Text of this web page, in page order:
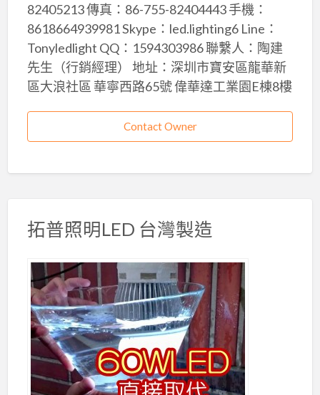
82405213 傳真：86-755-82404443 手機：
8618664939981 Skype：led.lighting6 Line：
Tonyledlight QQ：1594303986 聯繫人：陶建
先生（行銷經理） 地址：深圳市寶安區龍華新
區大浪社區 華寧西路65號 偉華達工業園E棟8樓
Contact Owner
拓普照明LED 台灣製造